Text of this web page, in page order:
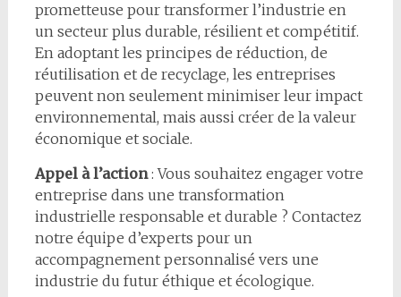
prometteuse pour transformer l’industrie en
un secteur plus durable, résilient et compétitif.
En adoptant les principes de réduction, de
réutilisation et de recyclage, les entreprises
peuvent non seulement minimiser leur impact
environnemental, mais aussi créer de la valeur
économique et sociale.
Appel à l’action: Vous souhaitez engager votre
entreprise dans une transformation
industrielle responsable et durable ? Contactez
notre équipe d’experts pour un
accompagnement personnalisé vers une
industrie du futur éthique et écologique.